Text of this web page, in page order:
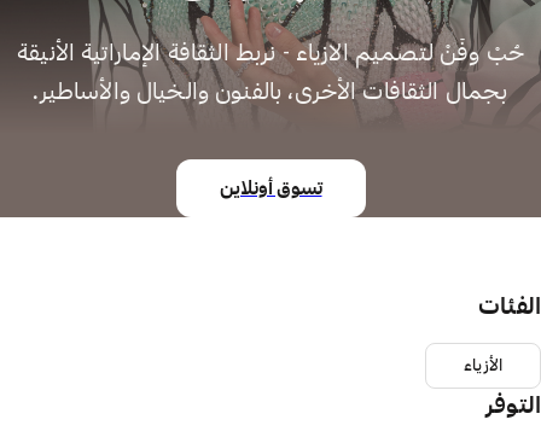
حُبْ وفَنْ لتصميم الازياء - نربط الثقافة الإماراتية الأنيقة
بجمال الثقافات الأخرى، بالفنون والخيال والأساطير.
تسوق أونلاين
الفئات
الأزياء
التوفر